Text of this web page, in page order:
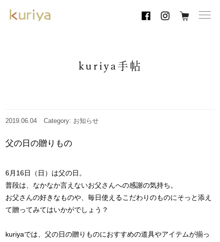
kuriya手帖
2019.06.04 Category: お知らせ
父の日の贈りもの
6月16日（日）は父の日。
普段は、なかなか言えないお父さんへの感謝の気持ち。
お父さんの好きなものや、毎日使えるこだわりのものにそっと添え
て贈ってみてはいかがでしょう？
kuriyaでは、父の日の贈りものにおすすめの道具やアイテムが揃っ